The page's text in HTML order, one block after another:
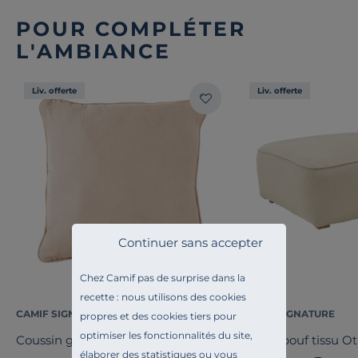
Chez Camif pas de surprise dans la
recette : nous utilisons des cookies
propres et des cookies tiers pour
optimiser les fonctionnalités du site,
élaborer des statistiques ou vous
Continuer sans accepter
POUR COMPLÉTER
L'AMBIANCE
Liv. offerte
CAMIF SIGNATURE
Coussin gaze de coton Cybelle
Liv. offerte
CAMIF SIGNATURE
Grand pouf tissu